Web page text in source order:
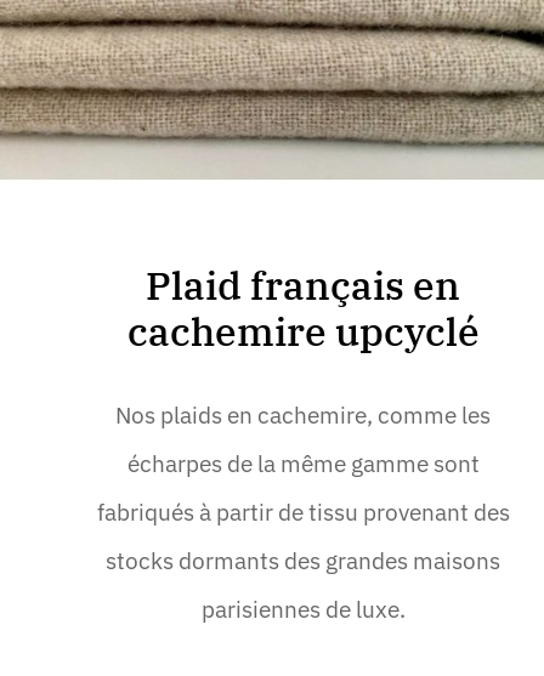
Plaid français en
cachemire upcyclé
Nos plaids en cachemire, comme les
écharpes de la même gamme sont
fabriqués à partir de tissu provenant des
stocks dormants des grandes maisons
parisiennes de luxe.